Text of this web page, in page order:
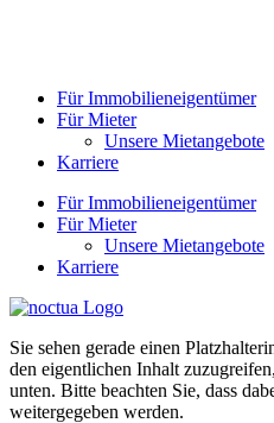
Für Immobilieneigentümer
Für Mieter
Unsere Mietangebote
Karriere
Für Immobilieneigentümer
Für Mieter
Unsere Mietangebote
Karriere
Sie sehen gerade einen
den eigentlichen Inhalt
unten. Bitte beachten Sie, dass
weitergegeben werden.